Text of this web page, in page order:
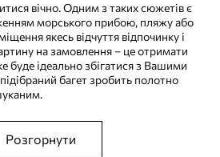
вічно. Одним з таких сюжетів є
морського прибою, пляжу або
якесь відчуття відпочинку і
на замовлення – це отримати
буде ідеально збігатися з Вашими
багет зробить полотно
Розгорнути